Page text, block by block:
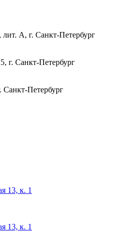
А, г. Санкт-Петербург
г. Санкт-Петербург
Санкт-Петербург
13, к. 1
13, к. 1